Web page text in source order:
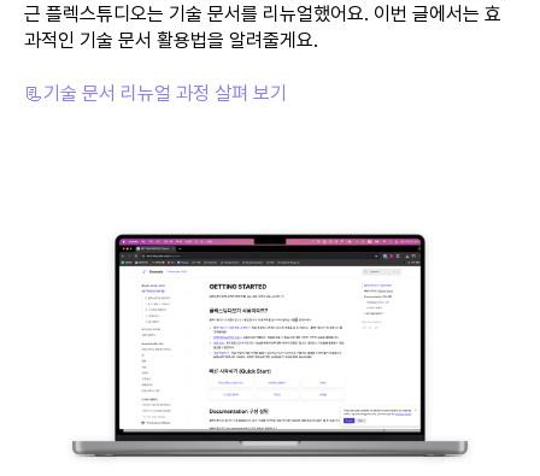
근 플렉스튜디오는 기술 문서를 리뉴얼했어요. 이번 글에서는 효
과적인 기술 문서 활용법을 알려줄게요.
📃기술 문서 리뉴얼 과정 살펴 보기